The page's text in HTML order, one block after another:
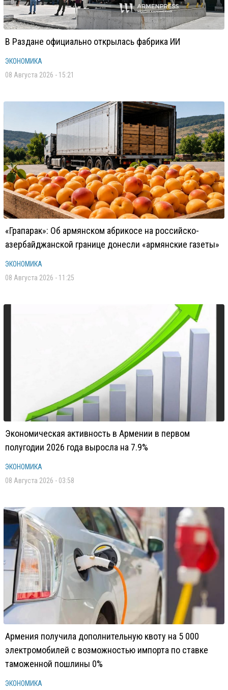
В Раздане официально открылась фабрика ИИ
ЭКОНОМИКА
08 Августа 2026 - 15:21
«Грапарак»: Об армянском абрикосе на российско-
азербайджанской границе донесли «армянские газеты»
ЭКОНОМИКА
08 Августа 2026 - 11:25
Экономическая активность в Армении в первом
полугодии 2026 года выросла на 7.9%
ЭКОНОМИКА
08 Августа 2026 - 03:58
Армения получила дополнительную квоту на 5 000
электромобилей с возможностью импорта по ставке
таможенной пошлины 0%
ЭКОНОМИКА